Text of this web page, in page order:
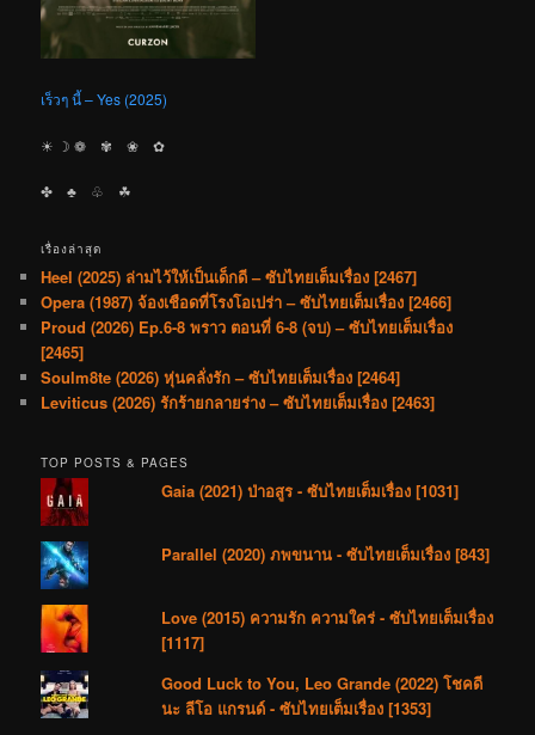
เร็วๆ นี้ – Yes (2025)
☀︎ ☽ ❁ ✾ ❀ ✿
✤ ♣︎ ♧ ☘︎
เรื่องล่าสุด
Heel (2025) ล่ามไว้ให้เป็นเด็กดี – ซับไทยเต็มเรื่อง [2467]
Opera (1987) จ้องเชือดที่โรงโอเปร่า – ซับไทยเต็มเรื่อง [2466]
Proud (2026) Ep.6-8 พราว ตอนที่ 6-8 (จบ) – ซับไทยเต็มเรื่อง
[2465]
Soulm8te (2026) หุ่นคลั่งรัก – ซับไทยเต็มเรื่อง [2464]
Leviticus (2026) รักร้ายกลายร่าง – ซับไทยเต็มเรื่อง [2463]
TOP POSTS & PAGES
Gaia (2021) ป่าอสูร - ซับไทยเต็มเรื่อง [1031]
Parallel (2020) ภพขนาน - ซับไทยเต็มเรื่อง [843]
Love (2015) ความรัก ความใคร่ - ซับไทยเต็มเรื่อง
[1117]
Good Luck to You, Leo Grande (2022) โชคดี
นะ ลีโอ แกรนด์ - ซับไทยเต็มเรื่อง [1353]